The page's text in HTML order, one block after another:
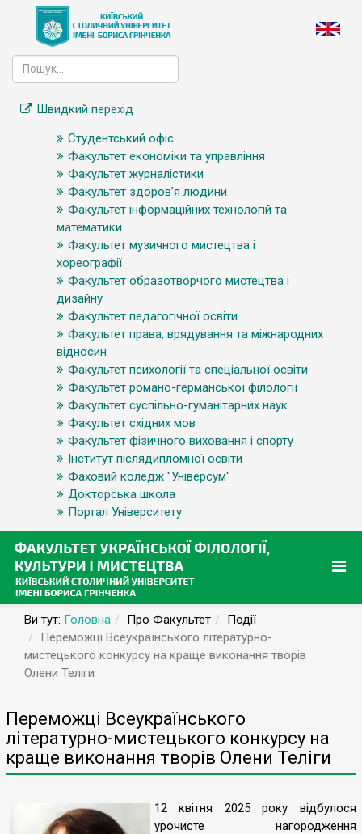
Швидкий перехід
Студентський офіс
Факультет економіки та управління
Факультет журналістики
Факультет здоров’я людини
Факультет інформаційних технологій та
математики
Факультет музичного мистецтва і
хореографії
Факультет образотворчого мистецтва і
дизайну
Факультет педагогічної освіти
Факультет права, врядування та міжнародних
відносин
Факультет психології та спеціальної освіти
Факультет романо-германської філології
Факультет суспільно-гуманітарних наук
Факультет східних мов
Факультет фізичного виховання і спорту
Інститут післядипломної освіти
Фаховий коледж "Універсум"
Докторська школа
Портал Університету
Ви тут: Головна Про Факультет
Події
Переможці Всеукраїнського літературно-
мистецького конкурсу на краще виконання творів
Олени Теліги
Переможці Всеукраїнського
літературно-мистецького конкурсу на
краще виконання творів Олени Теліги
12 квітня 2025 року відбулося
урочисте нагородження